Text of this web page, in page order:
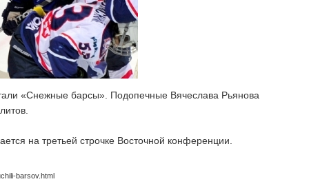
«Снежные барсы». Подопечные Вячеслава Рьянова
на третьей строчке Восточной конференции.
barsov.html